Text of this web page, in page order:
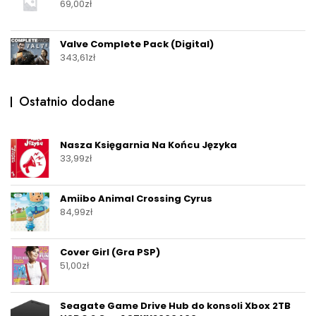
69,00zł
Valve Complete Pack (Digital)
343,61zł
Ostatnio dodane
Nasza Księgarnia Na Końcu Języka
33,99zł
Amiibo Animal Crossing Cyrus
84,99zł
Cover Girl (Gra PSP)
51,00zł
Seagate Game Drive Hub do konsoli Xbox 2TB